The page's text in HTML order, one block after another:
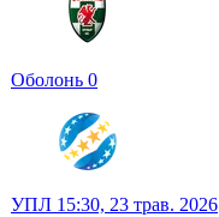
Оболонь 0
УПЛ 15:30, 23 трав. 2026